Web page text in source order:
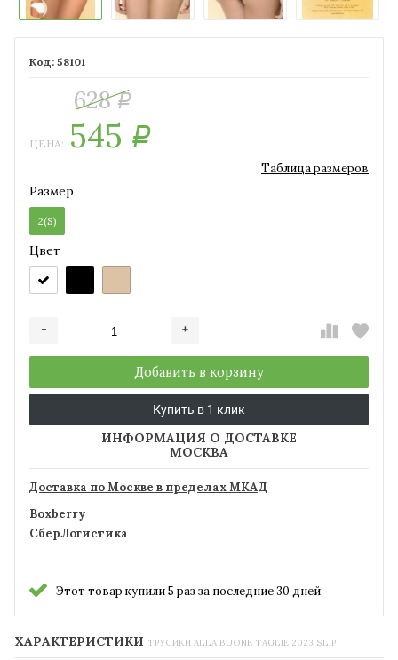
58101
628Р
ЦЕНА: 545 Р
Таблица размеров
Размер
2(S)
Цвет
- +
Добавить в корзину
Купить в 1 клик
ИНФОРМАЦИЯ О ДОСТАВКЕ
МОСКВА
Доставка по Москве в пределах МКАД
Boxberry
СберЛогистика
Этот товар купили 5 раз за последние 30 дней
ХАРАКТЕРИСТИКИ ТРУСИКИ ALLA BUONE TAGLIE 2023 SLIP